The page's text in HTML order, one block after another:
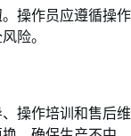
操作员应遵循操作
险。
操作培训和售后维